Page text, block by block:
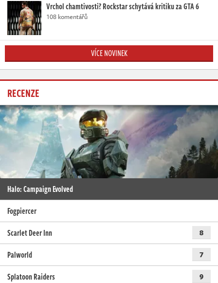
Vrchol chamtivosti? Rockstar schytává kritiku za GTA 6
108 komentářů
VÍCE NOVINEK
RECENZE
Halo: Campaign Evolved
Fogpiercer
Scarlet Deer Inn
8
Palworld 7
Splatoon Raiders 9